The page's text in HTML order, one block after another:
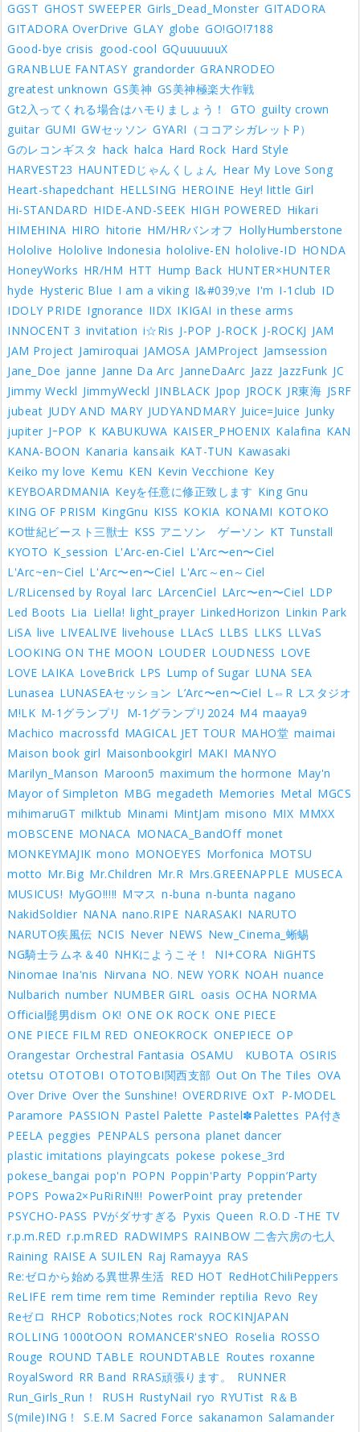
GGST GHOST SWEEPER Girls_Dead_Monster GITADORA
GITADORA OverDrive GLAY globe GO!GO!7188
Good-bye crisis good-cool GQuuuuuuX
GRANBLUE FANTASY grandorder GRANRODEO
greatest unknown GS美神 GS美神極楽大作戦
Gt2入ってくれる場合はハモりましょう！
GTO guilty crown
guitar GUMI GWセッソン GYARI（ココアシガレットP）
Gのレコンギスタ hack halca Hard Rock Hard Style
HARVEST23 HAUNTEDじゃんくしょん Hear My Love Song
Heart-shapedchant HELLSING HEROINE Hey! little Girl
Hi-STANDARD HIDE-AND-SEEK HIGH POWERED Hikari
HIMEHINA HIRO hitorie HM/HRバンオフ HollyHumberstone
Hololive Hololive Indonesia hololive-EN hololive-ID HONDA
HoneyWorks HR/HM HTT Hump Back HUNTER×HUNTER
hyde Hysteric Blue I am a viking I&#039;ve I'm I-1club ID
IDOLY PRIDE Ignorance IIDX IKIGAI in these arms
INNOCENT 3 invitation i☆Ris J-POP J-ROCK J-ROCKJ JAM
JAM Project Jamiroquai JAMOSA JAMProject Jamsession
Jane_Doe janne Janne Da Arc JanneDaArc Jazz JazzFunk JC
Jimmy Weckl JimmyWeckl JINBLACK Jpop JROCK JR東海 JSRF
jubeat JUDY AND MARY JUDYANDMARY Juice=Juice Junky
jupiter JｰPOP K KABUKUWA KAISER_PHOENIX Kalafina KAN
KANA-BOON Kanaria kansaik KAT-TUN Kawasaki
Keiko my love Kemu KEN Kevin Vecchione Key
KEYBOARDMANIA Keyを任意に修正致します King Gnu
KING OF PRISM KingGnu KISS KOKIA KONAMI KOTOKO
KO世紀ビースト三獣士 KSS アニソン ゲーソン KT Tunstall
KYOTO K_session L'Arc-en-Ciel L'Arc〜en〜Ciel
L'Arc~en~Ciel L'Arc〜en〜Ciel L'Arc～en～Ciel
L/RLicensed by Royal larc LArcenCiel LArc〜en〜Ciel LDP
Led Boots Lia Liella! light_prayer LinkedHorizon Linkin Park
LiSA live LIVEALIVE livehouse LLAcS LLBS LLKS LLVaS
LOOKING ON THE MOON LOUDER LOUDNESS LOVE
LOVE LAIKA LoveBrick LPS Lump of Sugar LUNA SEA
Lunasea LUNASEAセッション L’Arc〜en〜Ciel L⇔R Lスタジオ
M!LK M-1グランプリ M-1グランプリ2024 M4 maaya9
Machico macrossfd MAGICAL JET TOUR MAHO堂 maimai
Maison book girl Maisonbookgirl MAKI MANYO
Marilyn_Manson Maroon5 maximum the hormone May'n
Mayor of Simpleton MBG megadeth Memories Metal MGCS
mihimaruGT milktub Minami MintJam misono MIX MMXX
mOBSCENE MONACA MONACA_BandOff monet
MONKEYMAJIK mono MONOEYES Morfonica MOTSU
motto Mr.Big Mr.Children Mr.R Mrs.GREENAPPLE MUSECA
MUSICUS! MyGO!!!!! Mマス n-buna n-bunta nagano
NakidSoldier NANA nano.RIPE NARASAKI NARUTO
NARUTO疾風伝 NCIS Never NEWS New_Cinema_蜥蜴
NG騎士ラムネ＆40 NHKにようこそ！ NI+CORA NiGHTS
Ninomae Ina'nis Nirvana NO. NEW YORK NOAH nuance
Nulbarich number NUMBER GIRL oasis OCHA NORMA
Official髭男dism OK! ONE OK ROCK ONE PIECE
ONE PIECE FILM RED ONEOKROCK ONEPIECE OP
Orangestar Orchestral Fantasia OSAMU KUBOTA OSIRIS
otetsu OTOTOBI OTOTOBI関西支部 Out On The Tiles OVA
Over Drive Over the Sunshine! OVERDRIVE OxT P-MODEL
Paramore PASSION Pastel Palette Pastel✽Palettes PA付き
PEELA peggies PENPALS persona planet dancer
plastic imitations playingcats pokese pokese_3rd
pokese_bangai pop'n POPN Poppin'Party Poppin’Party
POPS Powa2×PuRiRiN!!! PowerPoint pray pretender
PSYCHO-PASS PVがダサすぎる Pyxis Queen R.O.D -THE TV
r.p.m.RED r.p.mRED RADWIMPS RAINBOW 二舎六房の七人
Raining RAISE A SUILEN Raj Ramayya RAS
Re:ゼロから始める異世界生活 RED HOT RedHotChiliPeppers
ReLIFE rem time rem time Reminder reptilia Revo Rey
Reゼロ RHCP Robotics;Notes rock ROCKINJAPAN
ROLLING 1000tOON ROMANCER'sNEO Roselia ROSSO
Rouge ROUND TABLE ROUNDTABLE Routes roxanne
RoyalSword RR Band RRAS頑張ります。
RUNNER
Run_Girls_Run！
RUSH RustyNail ryo RYUTist R＆B
S(mile)ING！
S.E.M Sacred Force sakanamon Salamander